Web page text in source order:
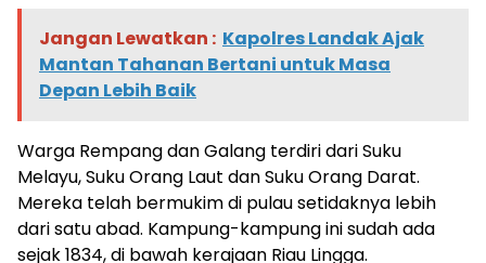
Jangan Lewatkan : Kapolres Landak Ajak
Mantan Tahanan Bertani untuk Masa
Depan Lebih Baik
Warga Rempang dan Galang terdiri dari Suku
Melayu, Suku Orang Laut dan Suku Orang Darat.
Mereka telah bermukim di pulau setidaknya lebih
dari satu abad. Kampung-kampung ini sudah ada
sejak 1834, di bawah kerajaan Riau Lingga.